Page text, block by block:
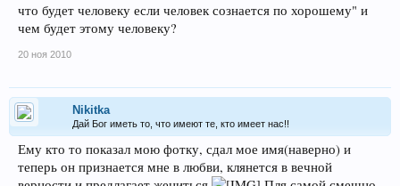
что будет человеку если человек сознается по хорошему" и
чем будет этому человеку?
20 ноя 2010
Nikitka
Дай Бог иметь то, что имеют те, кто имеет нас!!
Ему кто то показал мою фотку, сдал мое имя(наверно) и
теперь он признается мне в любви, клянется в вечной